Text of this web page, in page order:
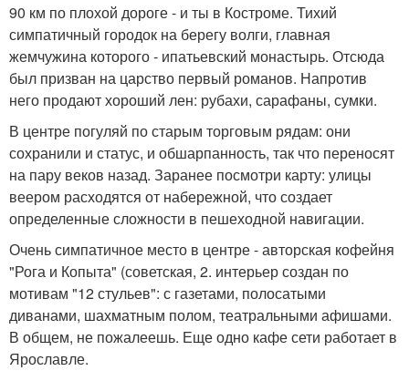
90 км по плохой дороге - и ты в Костроме. Тихий
симпатичный городок на берегу волги, главная
жемчужина которого - ипатьевский монастырь. Отсюда
был призван на царство первый романов. Напротив
него продают хороший лен: рубахи, сарафаны, сумки.
В центре погуляй по старым торговым рядам: они
сохранили и статус, и обшарпанность, так что переносят
на пару веков назад. Заранее посмотри карту: улицы
веером расходятся от набережной, что создает
определенные сложности в пешеходной навигации.
Очень симпатичное место в центре - авторская кофейня
"Рога и Копыта" (советская, 2. интерьер создан по
мотивам "12 стульев": с газетами, полосатыми
диванами, шахматным полом, театральными афишами.
В общем, не пожалеешь. Еще одно кафе сети работает в
Ярославле.